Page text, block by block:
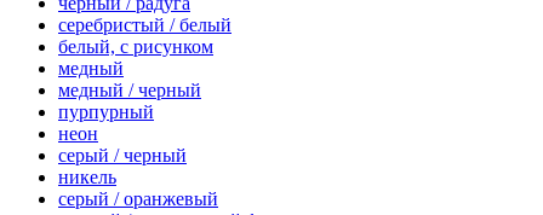
серебристый / белый
белый, с рисунком
медный
медный / черный
пурпурный
неон
серый / черный
никель
серый / оранжевый